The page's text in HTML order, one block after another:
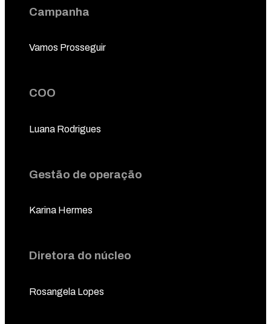
Campanha
Vamos Prosseguir
COO
Luana Rodrigues
Gestão de operação
Karina Hermes
Diretora do núcleo
Rosangela Lopes